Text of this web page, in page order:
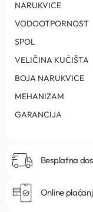
NARUKVICE
VODOOTPORNOST
SPOL
VELIČINA KUĆIŠTA
BOJA NARUKVICE
MEHANIZAM
GARANCIJA
Besplatna
Online